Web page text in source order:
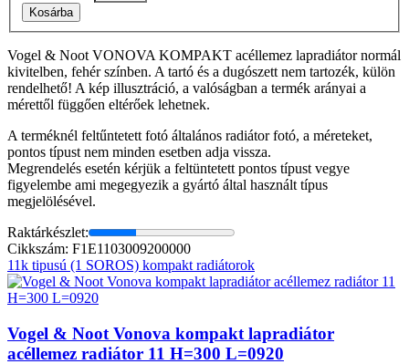
Kosárba
Vogel & Noot VONOVA KOMPAKT acéllemez lapradiátor normál
kivitelben, fehér színben. A tartó és a dugószett nem tartozék, külön
rendelhető! A kép illusztráció, a valóságban a termék arányai a
mérettől függően eltérőek lehetnek.
A terméknél feltűntetett fotó általános radiátor fotó, a méreteket,
pontos típust nem minden esetben adja vissza.
Megrendelés esetén kérjük a feltüntetett pontos típust vegye
figyelembe ami megegyezik a gyártó által használt típus
megjelölésével.
Raktárkészlet:
Cikkszám: F1E1103009200000
11k tipusú (1 SOROS) kompakt radiátorok
Vogel & Noot Vonova kompakt lapradiátor
acéllemez radiátor 11 H=300 L=0920